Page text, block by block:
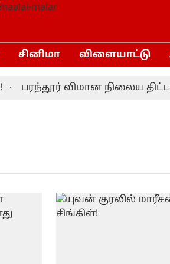
சினிமா விளையாட்டு
பரந்தூர் விமான நிலைய